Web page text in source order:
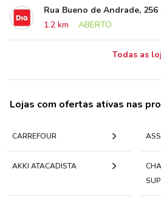
Rua Bueno de Andrade, 256
1.2 km
ABERTO
Todas as
Lojas com ofertas ativas nas
CARREFOUR
AKKI ATACADISTA